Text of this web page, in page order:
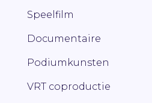
Speelfilm
Documentaire
Podiumkunsten
VRT coproductie